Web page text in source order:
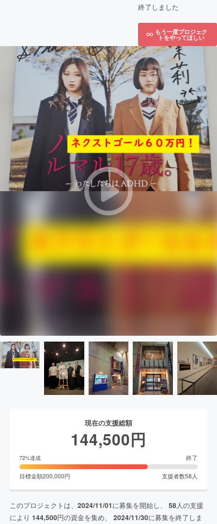
終了しました
もう一度プロジェク
トをやってほしい
現在の支援総額
144,500円
72%達成 終了
目標金額200,000円 支援者数58 人
このプロジェクトは、 2024/11/01に募集を開始し、 58人の支援
により 144,500円の資金を集め、 2024/11/30に募集を終了しま